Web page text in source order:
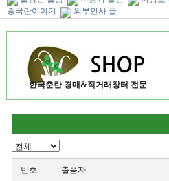
중국란이야기
외부인사 글
한국춘란 경매&직거래장터 전문
번호 출품자